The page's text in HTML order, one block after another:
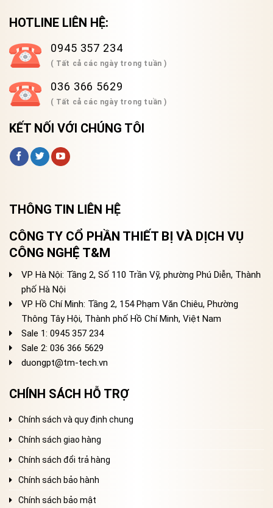
HOTLINE LIÊN HỆ:
0945 357 234
( Tất cả các ngày trong tuần )
036 366 5629
( Tất cả các ngày trong tuần )
KẾT NỐI VỚI CHÚNG TÔI
THÔNG TIN LIÊN HỆ
CÔNG TY CỔ PHẦN THIẾT BỊ VÀ DỊCH VỤ
CÔNG NGHỆ T&M
VP Hà Nội: Tầng 2, Số 110 Trần Vỹ, phường Phú Diễn, Thành
phố Hà Nội
VP Hồ Chí Minh: Tầng 2, 154 Phạm Văn Chiêu, Phường
Thông Tây Hội, Thành phố Hồ Chí Minh, Việt Nam
Sale 1: 0945 357 234
Sale 2: 036 366 5629
duongpt@tm-tech.vn
CHÍNH SÁCH HỖ TRỢ
Chính sách và quy định chung
Chính sách giao hàng
Chính sách đổi trả hàng
Chính sách bảo hành
Chính sách bảo mật